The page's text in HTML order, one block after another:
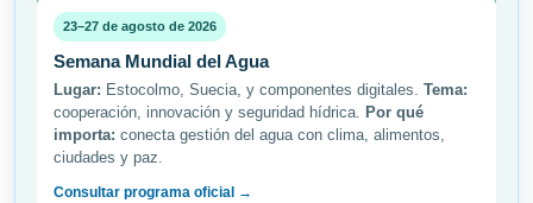
23–27 de agosto de 2026
Semana Mundial del Agua
Lugar: Estocolmo, Suecia, y componentes digitales. Tema:
cooperación, innovación y seguridad hídrica. Por qué
importa: conecta gestión del agua con clima, alimentos,
ciudades y paz.
Consultar programa oficial →